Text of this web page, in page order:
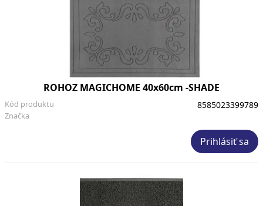
ROHOZ MAGICHOME 40x60cm -SHADE
Značka
Kód produktu 8585023399789
Prihlásiť sa